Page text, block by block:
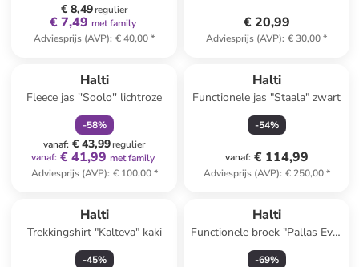
€ 8,49regulier
€ 7,49 met family
Adviesprijs (AVP): € 40,00*
€ 20,99
Adviesprijs (AVP): € 30,00*
Halti
Fleece jas ''Soolo'' lichtroze
-58%
vanaf: € 43,99regulier
vanaf: € 41,99 met family
Adviesprijs (AVP): € 100,00*
Halti
Functionele jas "Staala" zwart
-54%
vanaf: € 114,99
Adviesprijs (AVP): € 250,00*
Halti
Trekkingshirt "Kalteva" kaki
-45%
Halti
Functionele broek "Pallas Evo"
zwart
-69%